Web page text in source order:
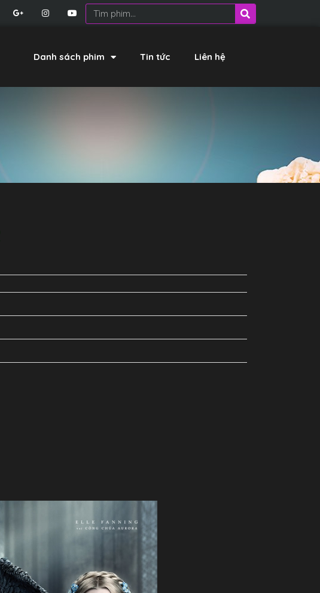
Danh sách phim Tin tức Liên hệ